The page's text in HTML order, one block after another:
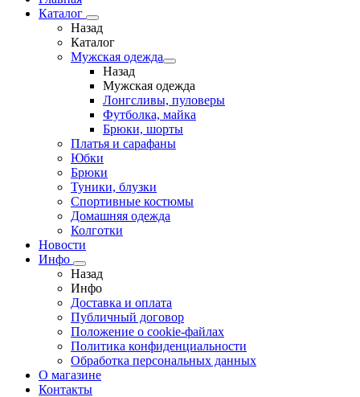
Каталог
Назад
Каталог
Мужская одежда
Назад
Мужская одежда
Лонгсливы, пуловеры
Футболка, майка
Брюки, шорты
Платья и сарафаны
Юбки
Брюки
Туники, блузки
Спортивные костюмы
Домашняя одежда
Колготки
Новости
Инфо
Назад
Инфо
Доставка и оплата
Публичный договор
Положение о cookie-файлах
Политика конфиденциальности
Обработка персональных данных
О магазине
Контакты